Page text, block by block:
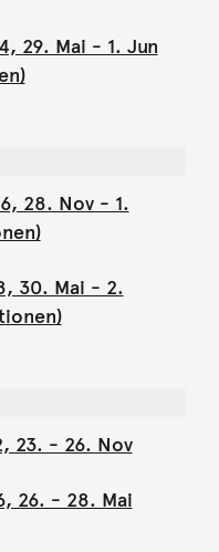
29. Mai - 1. Jun
28. Nov - 1.
30. Mai - 2.
23. - 26. Nov
26. - 28. Mai